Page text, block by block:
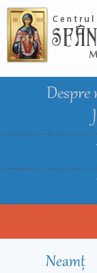
Despre
Neamț